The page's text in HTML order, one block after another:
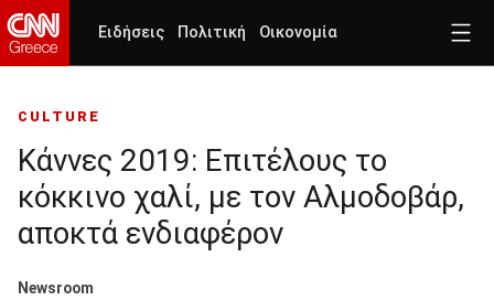
Ειδήσεις Πολιτική Οικονομία
CULTURE
Κάννες 2019: Επιτέλους το
κόκκινο χαλί, με τον Αλμοδοβάρ,
αποκτά ενδιαφέρον
Newsroom